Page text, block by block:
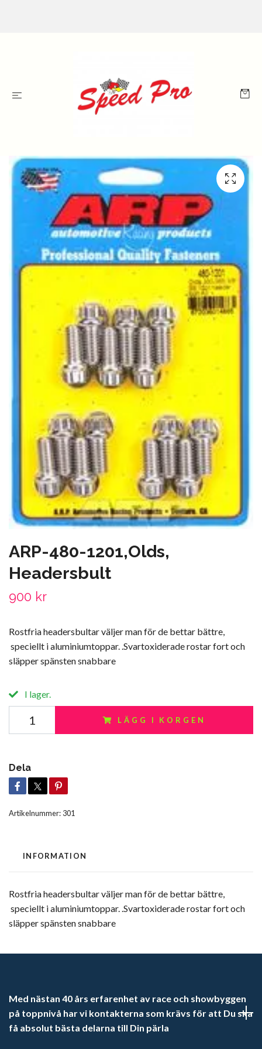
ARP-480-1201,Olds,
Headersbult
900 kr
Rostfria headersbultar väljer man för de bettar bättre,
speciellt i aluminiumtoppar. .Svartoxiderade rostar fort och
släpper spänsten snabbare
I lager.
LÄGG I KORGEN
Dela
Artikelnummer: 301
INFORMATION
Rostfria headersbultar väljer man för de bettar bättre,
speciellt i aluminiumtoppar. .Svartoxiderade rostar fort och
släpper spänsten snabbare
Med nästan 40 års erfarenhet av race och showbyggen
på toppnivå har vi kontakterna som krävs för att Du ska
få absolut bästa delarna till Din pärla